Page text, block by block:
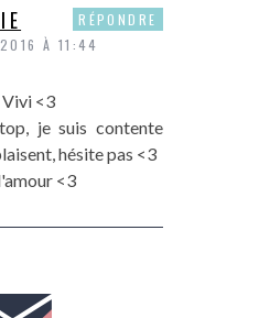
À 11:44
<3
je suis contente
hésite pas <3
<3
RÉPONDRE